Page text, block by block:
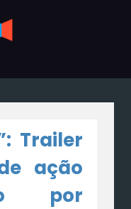
Trailer
ação
por